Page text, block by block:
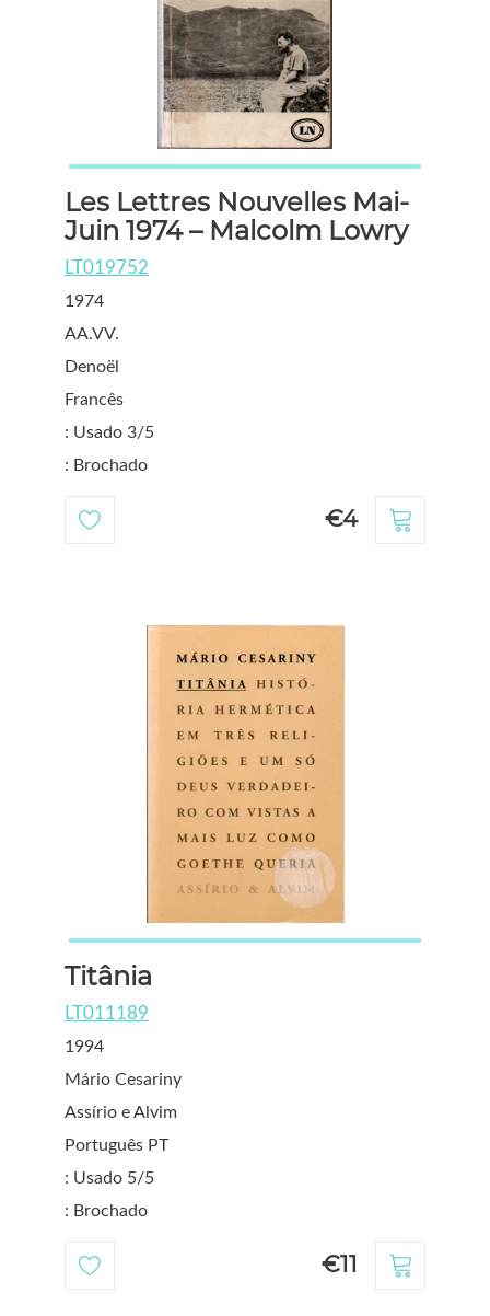
Les Lettres Nouvelles Mai-
Juin 1974 – Malcolm Lowry
LT019752
1974
AA.VV.
Denoël
Francês
: Usado 3/5
: Brochado
€4
Titânia
LT011189
1994
Mário Cesariny
Assírio e Alvim
Português PT
: Usado 5/5
: Brochado
€11